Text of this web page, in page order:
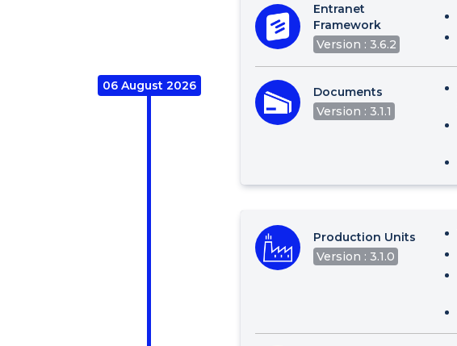
06 August 2026
Entranet
Framework
Version : 3.6.2
Documents
Version : 3.1.1
Production Units
Version : 3.1.0